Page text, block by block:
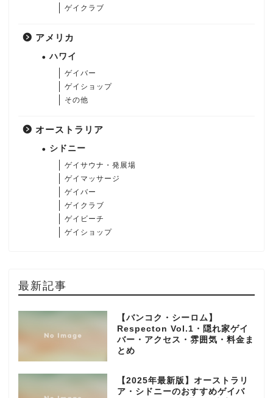
ゲイクラブ
アメリカ
ハワイ
ゲイバー
ゲイショップ
その他
オーストラリア
シドニー
ゲイサウナ・発展場
ゲイマッサージ
ゲイバー
ゲイクラブ
ゲイビーチ
ゲイショップ
最新記事
【バンコク・シーロム】
Respecton Vol.1・隠れ家ゲイ
バー・アクセス・雰囲気・料金ま
とめ
【2025年最新版】オーストラリ
ア・シドニーのおすすめゲイバ